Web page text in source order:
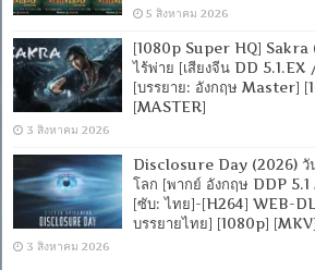
5 สิงหาคม 2026
[1080p Super HQ] Sakra
ไร้พ่าย [เสียงจีน DD
[บรรยาย: อังกฤษ Master]
[MASTER]
3 สิงหาคม 2026
Disclosure Day (2026) วัน
โลก [พากย์ อังกฤษ DDP
[ซับ: ไทย]-[H264] WEB-
บรรยายไทย] [1080p]
3 สิงหาคม 2026